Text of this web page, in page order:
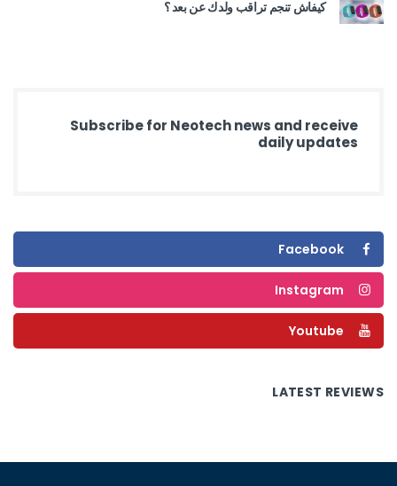
كيفاش تنجم تراقب ولدك عن بعد ؟
Subscribe for Neotech news and receive
daily updates
Facebook
Instagram
Youtube
LATEST REVIEWS